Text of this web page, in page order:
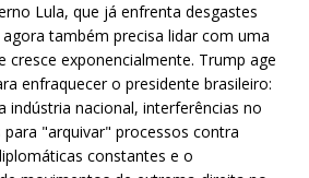
Lula, que já enfrenta desgastes
também precisa lidar com uma
cresce exponencialmente. Trump age
enfraquecer o presidente brasileiro:
indústria nacional, interferências no
para "arquivar" processos contra
constantes e o